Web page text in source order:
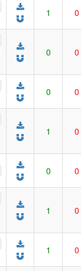
1 0
0 0
0 0
1 0
0 0
1 0
1 0